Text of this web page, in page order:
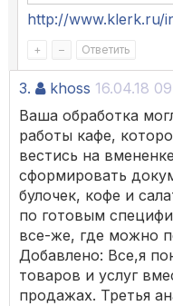
http://www.klerk.ru/
+ – Ответить
3. khoss 16.04.18
Ваша обработка
работы кафе,
вестись на
сформировать
булочек, кофе и
по готовым
все-же, где можно
Добавлено: Все,я
товаров и услуг
продажах. Третья